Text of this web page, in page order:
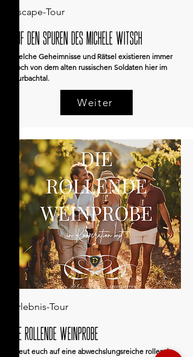
Escape-Tour
Auf den spuren des michele witsch
Welche Geheimnisse und Rätsel existieren immer
noch von dem alten russischen Soldaten hier im
Durbachtal.
Weiter
Erlebnis-Tour
Die rollende weinprobe
Freut euch auf eine abwechslungsreiche rollende